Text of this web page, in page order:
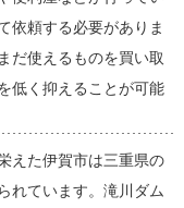
依頼する必要がありま
だ使えるものを買い取
低く抑えることが可能
えた伊賀市は三重県の
れています。滝川ダム